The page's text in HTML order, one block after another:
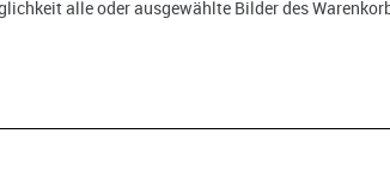
alle oder ausgewählte Bilder des